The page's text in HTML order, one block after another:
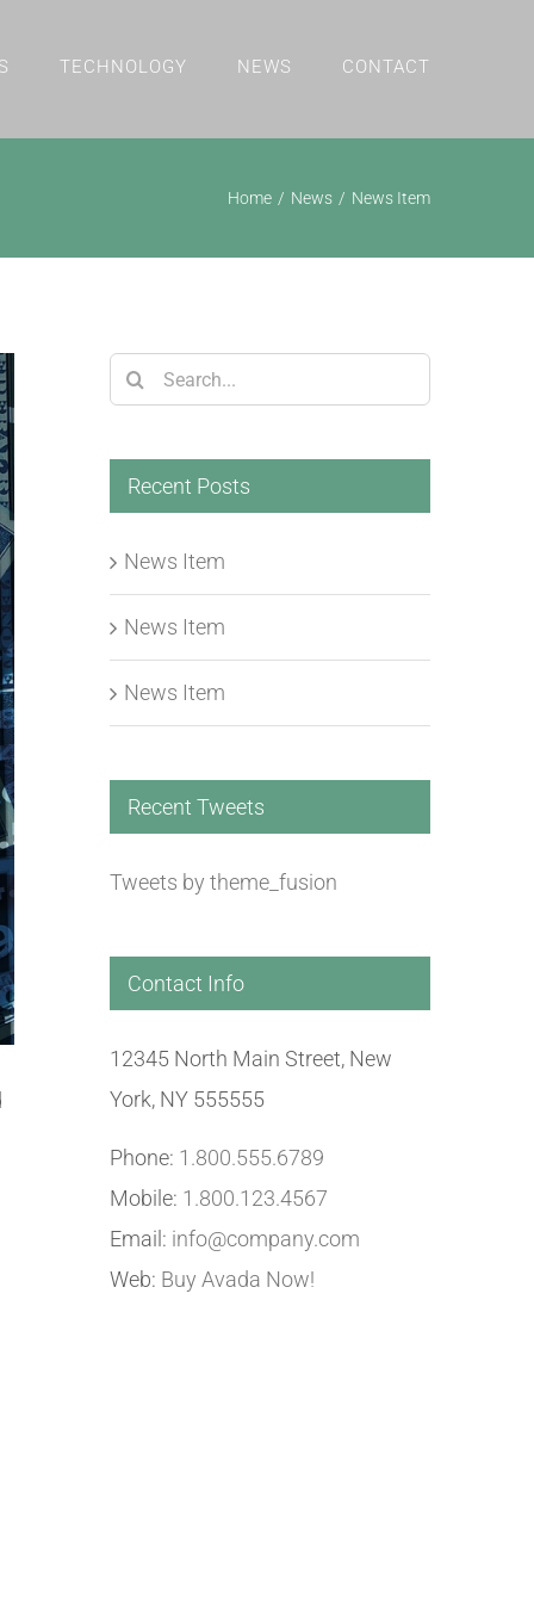
TECHNOLOGY NEWS CONTACT
Home / News / News Item
Search
for:
Recent Posts
News Item
News Item
News Item
Recent Tweets
Tweets by theme_fusion
Contact Info
12345 North Main Street, New
York, NY 555555
Phone: 1.800.555.6789
Mobile: 1.800.123.4567
Email: info@company.com
Web: Buy Avada Now!